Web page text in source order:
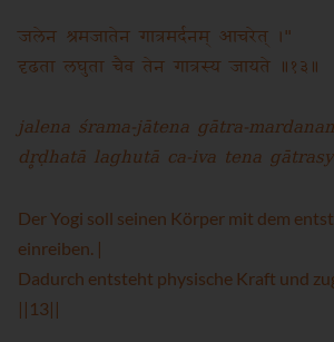
जलेन श्रमजातेन गात्रमर्दनम् आचरेत् ।"
दृढता लघुता चैव तेन गात्रस्य जायते ॥१३॥
jalena śrama-jātena gātra-
dr̥ḍhatā laghutā ca-iva tena
Der Yogi soll seinen Körper mit dem
einreiben. |
Dadurch entsteht physische Kraft und
||13||